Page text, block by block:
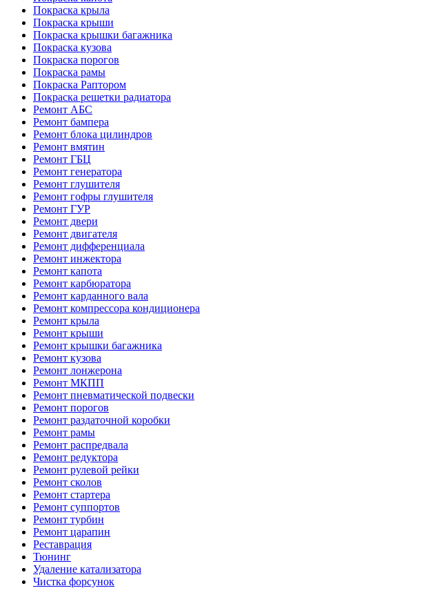
Покраска крыла
Покраска крыши
Покраска крышки багажника
Покраска кузова
Покраска порогов
Покраска рамы
Покраска Раптором
Покраска решетки радиатора
Ремонт АБС
Ремонт бампера
Ремонт блока цилиндров
Ремонт вмятин
Ремонт ГБЦ
Ремонт генератора
Ремонт глушителя
Ремонт гофры глушителя
Ремонт ГУР
Ремонт двери
Ремонт двигателя
Ремонт дифференциала
Ремонт инжектора
Ремонт капота
Ремонт карбюратора
Ремонт карданного вала
Ремонт компрессора кондиционера
Ремонт крыла
Ремонт крыши
Ремонт крышки багажника
Ремонт кузова
Ремонт лонжерона
Ремонт МКПП
Ремонт пневматической подвески
Ремонт порогов
Ремонт раздаточной коробки
Ремонт рамы
Ремонт распредвала
Ремонт редуктора
Ремонт рулевой рейки
Ремонт сколов
Ремонт стартера
Ремонт суппортов
Ремонт турбин
Ремонт царапин
Реставрация
Тюнинг
Удаление катализатора
Чистка форсунок